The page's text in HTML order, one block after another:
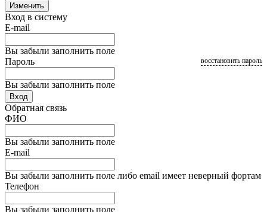
Изменить
Вход в систему
E-mail
Вы забыли заполнить поле
Пароль
Вы забыли заполнить поле
восстановить пароль
Вход
Обратная связь
ФИО
Вы забыли заполнить поле
E-mail
Вы забыли заполнить поле либо email имеет неверный фортам
Телефон
Вы забыли заполнить поле